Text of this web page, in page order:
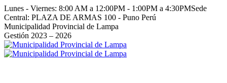
Saltar
al
contenido
Lunes - Viernes: 8:00 AM a 12:00PM - 1:00PM a 4:30PMSede
Central: PLAZA DE ARMAS 100 - Puno Perú
Facebook
page
opens
in
Instagram
page
opens
in
YouTube
page
opens
in
Twitter
page
opens
in
Municipalidad Provincial de Lampa
Gestión 2023 – 2026